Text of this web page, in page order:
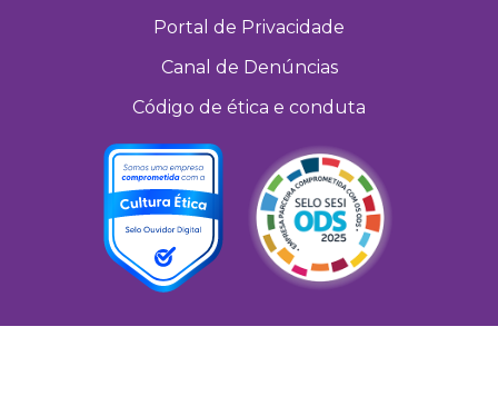
Portal de Privacidade
Canal de Denúncias
Código de ética e conduta